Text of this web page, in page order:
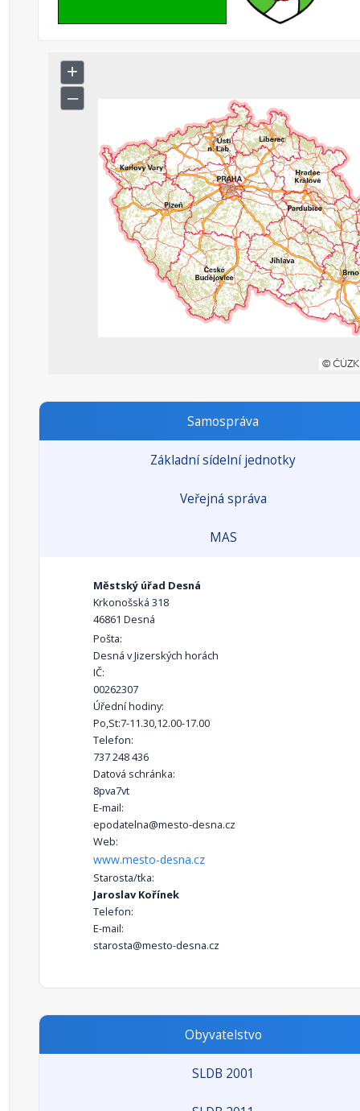
Samospráva
Základní sídelní jednotky
Veřejná správa
MAS
Městský úřad Desná
Krkonošská 318
46861 Desná
Pošta:
Desná v Jizerských horách
IČ:
00262307
Úřední hodiny:
Po,St:7-11.30,12.00-17.00
Telefon:
737 248 436
Datová schránka:
8pva7vt
E-mail:
epodatelna@mesto-desna.cz
Web:
www.mesto-desna.cz
Starosta/tka:
Jaroslav Kořínek
Telefon:
E-mail:
starosta@mesto-desna.cz
Obyvatelstvo
SLDB 2001